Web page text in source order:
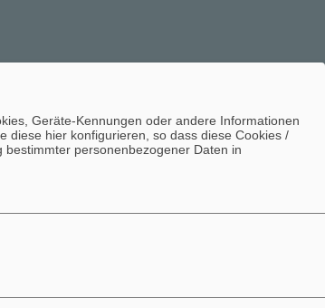
Geräte-Kennungen oder andere Informationen
diese hier konfigurieren, so dass diese Cookies /
personenbezogener Daten in